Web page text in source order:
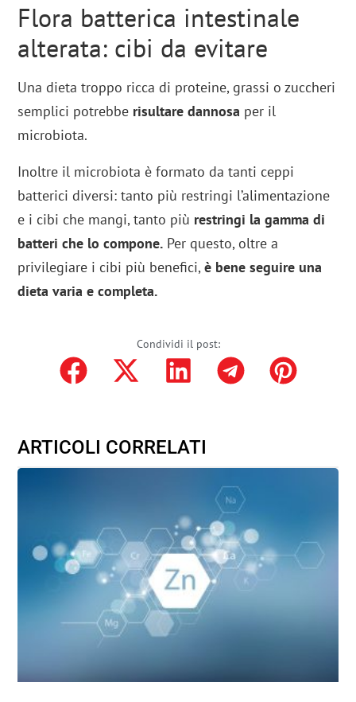
Flora batterica intestinale
alterata: cibi da evitare
Una dieta troppo ricca di proteine, grassi o zuccheri
semplici potrebbe risultare dannosa per il
microbiota.
Inoltre il microbiota è formato da tanti ceppi
batterici diversi: tanto più restringi l’alimentazione
e i cibi che mangi, tanto più restringi la gamma di
batteri che lo compone. Per questo, oltre a
privilegiare i cibi più benefici,è bene seguire una
dieta varia e completa.
Condividi il post:
ARTICOLI CORRELATI